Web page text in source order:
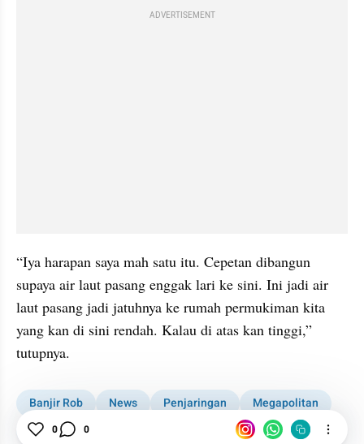
ADVERTISEMENT
“Iya harapan saya mah satu itu. Cepetan dibangun
supaya air laut pasang enggak lari ke sini. Ini jadi air
laut pasang jadi jatuhnya ke rumah permukiman kita
yang kan di sini rendah. Kalau di atas kan tinggi,”
tutupnya.
Banjir Rob News Penjaringan
Megapolitan
Jakarta Utara
0 0